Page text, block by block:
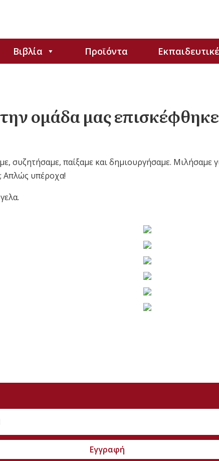
Βιβλία Προϊόντα
ομάδα μας
συζητήσαμε, παίξαμε και δημιουργήσαμε. Μιλήσαμε
Απλώς υπέροχα!
Εγγραφή